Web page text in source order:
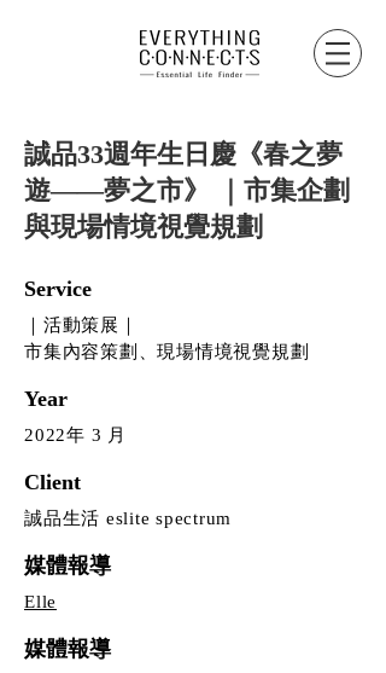
誠品33週年生日慶《春之夢
遊——夢之市》 ｜市集企劃
與現場情境視覺規劃
Service
｜活動策展｜
市集內容策劃、現場情境視覺規劃
Year
2022年 3 月
Client
誠品生活 eslite spectrum
媒體報導
Elle
媒體報導